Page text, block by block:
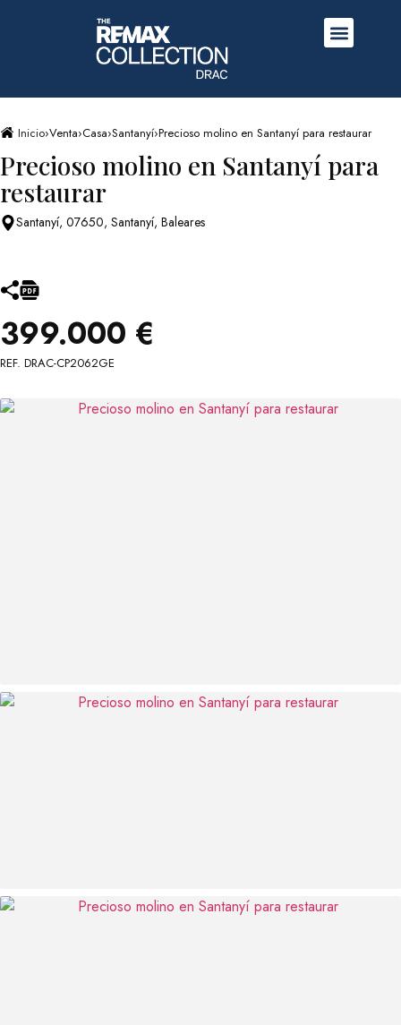
Inicio›Venta›Casa›Santanyí›Precioso molino en Santanyí para restaurar
Precioso molino en Santanyí para
restaurar
Santanyí, 07650, Santanyí, Baleares
399.000 €
REF. DRAC-CP2062GE